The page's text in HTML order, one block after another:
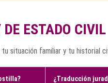
ESTADO CIVIL
situación familiar y tu historial
¿Traducción